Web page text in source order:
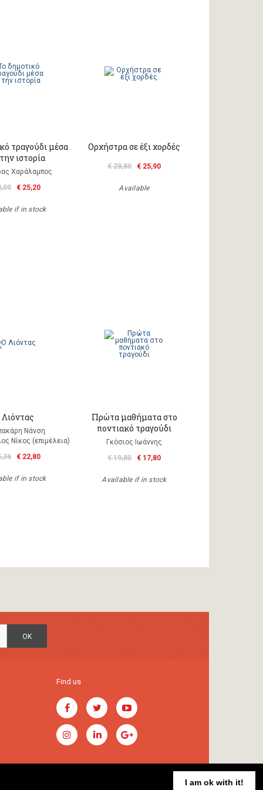
I am ok with it!
τραγούδι μέσα
ιστορία
Χαράλαμπος
€ 25,20
if in stock
Ορχήστρα σε έξι χορδές
€ 28,80 € 25,90
Available
Νάνση
Νίκος (επιμέλεια)
€ 22,80
if in stock
Πρώτα μαθήματα στο
ποντιακό τραγούδι
Γκόσιος Ιωάννης
€ 19,80
€ 17,80
Available if in stock
OK
Find us